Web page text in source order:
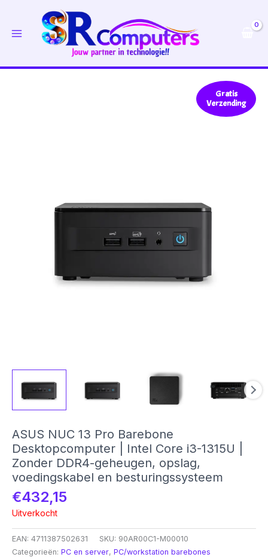
Gratis
Verzending
ASUS NUC 13 Pro Barebone
Desktopcomputer | Intel Core i3-1315U |
Zonder DDR4-geheugen, opslag,
voedingskabel en besturingssysteem
€432,15
Uitverkocht
EAN: 4711387502631 SKU: 90AR00C1-M00010
Categorieën: PC en server, PC/workstation barebones